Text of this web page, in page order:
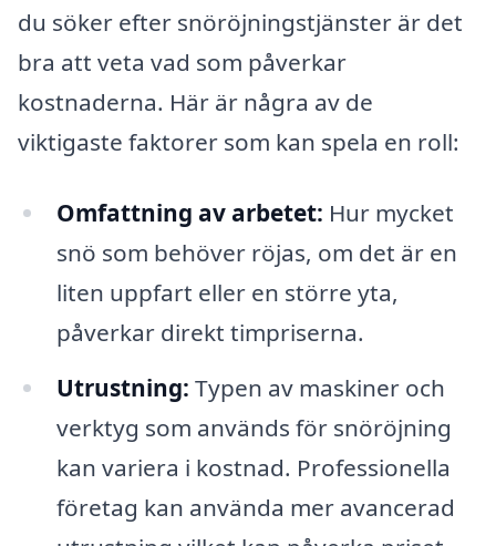
du söker efter snöröjningstjänster är det
bra att veta vad som påverkar
kostnaderna. Här är några av de
viktigaste faktorer som kan spela en roll:
Omfattning av arbetet: Hur mycket
snö som behöver röjas, om det är en
liten uppfart eller en större yta,
påverkar direkt timpriserna.
Utrustning: Typen av maskiner och
verktyg som används för snöröjning
kan variera i kostnad. Professionella
företag kan använda mer avancerad